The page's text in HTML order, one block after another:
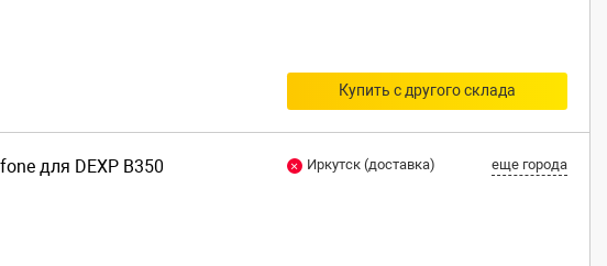
Купить с другого склада
для DEXP B350 Иркутск (доставка) еще города